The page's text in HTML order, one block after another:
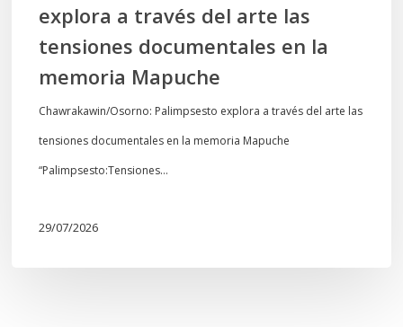
memoria
Mapuche
explora a través del arte las
tensiones documentales en la
memoria Mapuche
Chawrakawin/Osorno: Palimpsesto explora a través del arte las
tensiones documentales en la memoria Mapuche
“Palimpsesto:Tensiones…
29/07/2026